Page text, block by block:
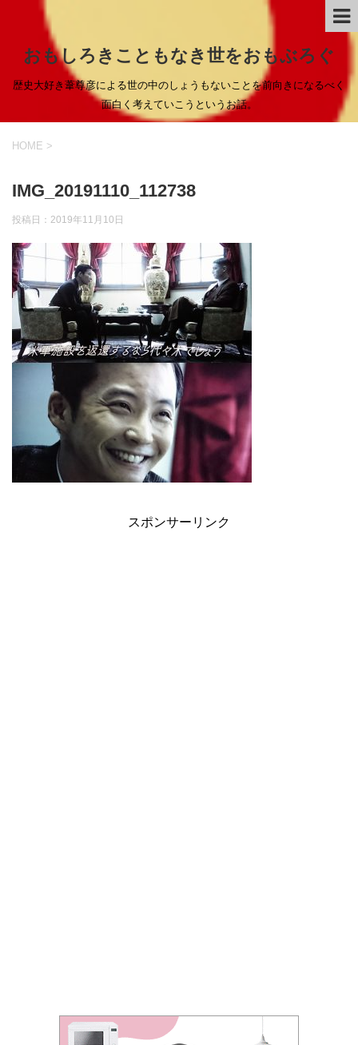
おもしろきこともなき世をおもぶろぐ
歴史大好き葦尊彦による世の中のしょうもないことを前向きになるべく
面白く考えていこうというお話。
HOME >
IMG_20191110_112738
投稿日： 2019年11月10日
スポンサーリンク